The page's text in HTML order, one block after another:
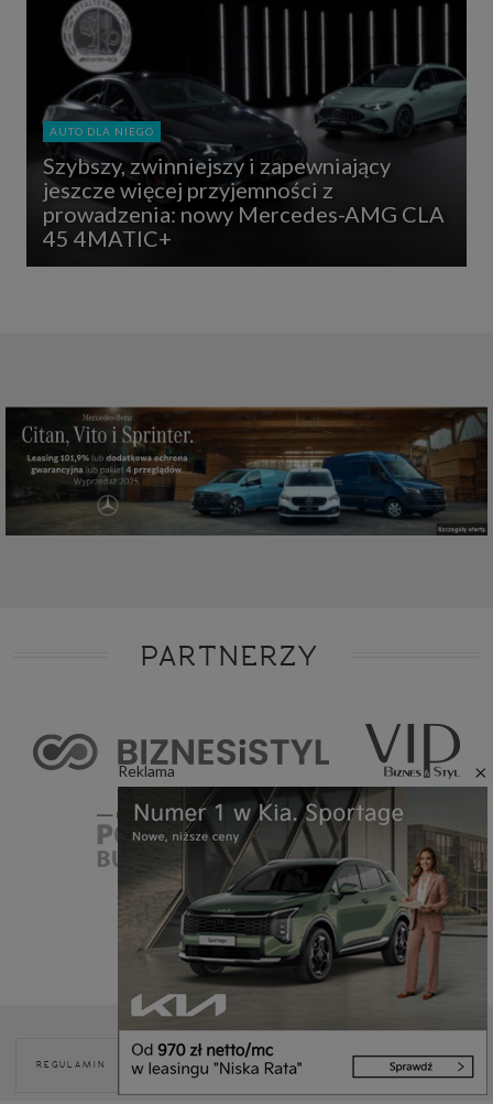
Reklama ×
AUTO DLA NIEGO
Szybszy, zwinniejszy i zapewniający
jeszcze więcej przyjemności z
prowadzenia: nowy Mercedes-AMG CLA
45 4MATIC+
PARTNERZY
REGULAMIN
POLITYKA
COOKIES
REKLAMA KONTAKT